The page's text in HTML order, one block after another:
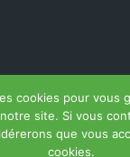
Annuaire
– Des services
cookies pour vous
site. Si vous
que vous
cookies.